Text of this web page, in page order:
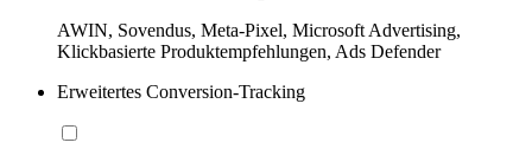
AWIN, Sovendus, Meta-Pixel, Microsoft Advertising,
Klickbasierte Produktempfehlungen, Ads Defender
Erweitertes Conversion-Tracking